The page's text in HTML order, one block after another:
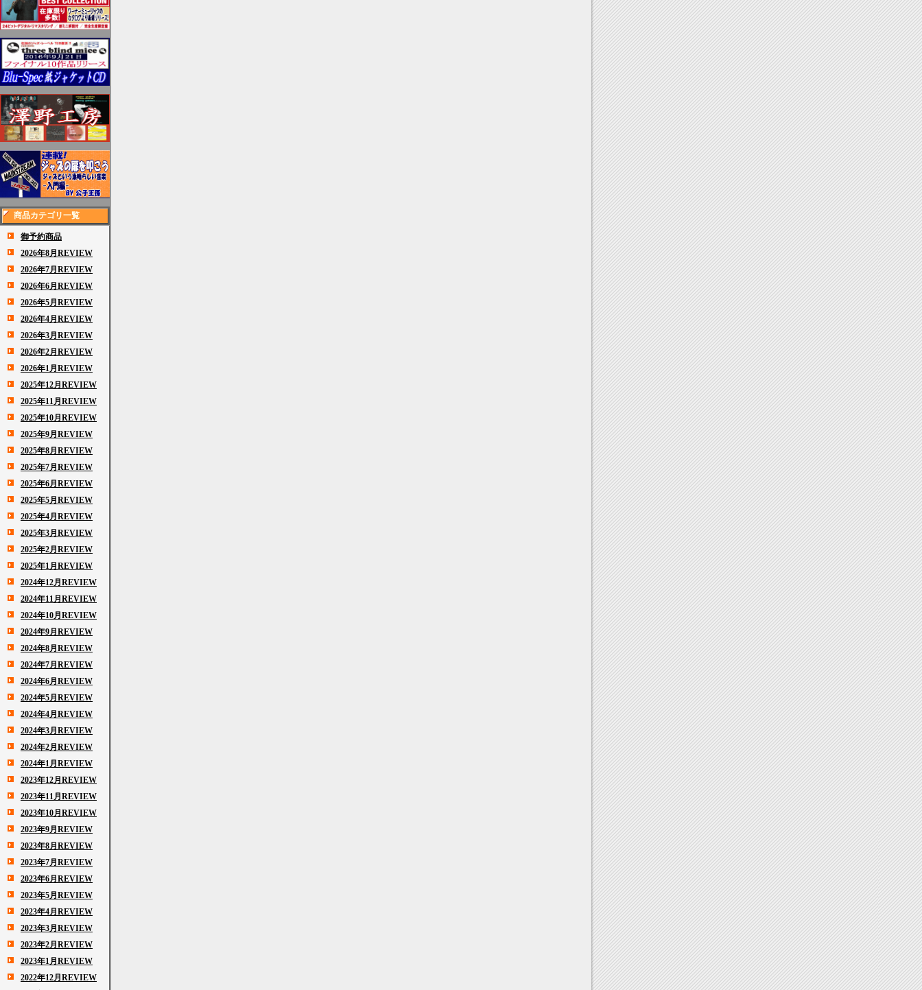
商品カテゴリ一覧
御予約商品
2026年8月REVIEW
2026年7月REVIEW
2026年6月REVIEW
2026年5月REVIEW
2026年4月REVIEW
2026年3月REVIEW
2026年2月REVIEW
2026年1月REVIEW
2025年12月REVIEW
2025年11月REVIEW
2025年10月REVIEW
2025年9月REVIEW
2025年8月REVIEW
2025年7月REVIEW
2025年6月REVIEW
2025年5月REVIEW
2025年4月REVIEW
2025年3月REVIEW
2025年2月REVIEW
2025年1月REVIEW
2024年12月REVIEW
2024年11月REVIEW
2024年10月REVIEW
2024年9月REVIEW
2024年8月REVIEW
2024年7月REVIEW
2024年6月REVIEW
2024年5月REVIEW
2024年4月REVIEW
2024年3月REVIEW
2024年2月REVIEW
2024年1月REVIEW
2023年12月REVIEW
2023年11月REVIEW
2023年10月REVIEW
2023年9月REVIEW
2023年8月REVIEW
2023年7月REVIEW
2023年6月REVIEW
2023年5月REVIEW
2023年4月REVIEW
2023年3月REVIEW
2023年2月REVIEW
2023年1月REVIEW
2022年12月REVIEW